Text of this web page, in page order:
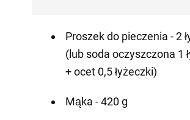
Proszek do pieczenia - 2
(lub soda oczyszczona 1
+ ocet 0,5 łyżeczki)
Mąka - 420 g